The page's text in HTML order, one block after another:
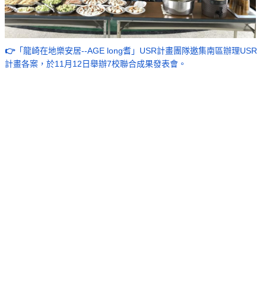
👉「龍崎在地樂安居--AGE long耆」USR計畫團隊邀集南區辦理USR
計畫各案，於11月12日舉辦7校聯合成果發表會。